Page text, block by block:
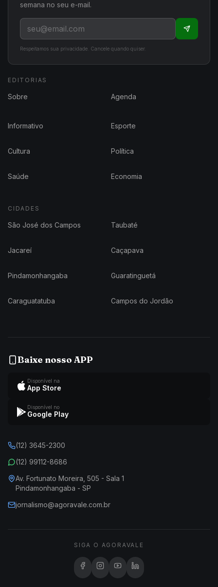
semana no seu e-mail.
Respeitamos sua privacidade. Cancele quando quiser.
EDITORIAS
Sobre Agenda
Informativo Esporte
Cultura Política
Saúde Economia
CIDADES
São José dos Campos Taubaté
Jacareí Caçapava
Pindamonhangaba Guaratinguetá
Caraguatatuba Campos do Jordão
Baixe nosso APP
Disponível na
App Store
Disponível no
Google Play
(12) 3645-2300
(12) 99112-8686
Av. Fortunato Moreira, 505 - Sala 1
Pindamonhangaba - SP
jornalismo@agoravale.com.br
SIGA O AGORAVALE